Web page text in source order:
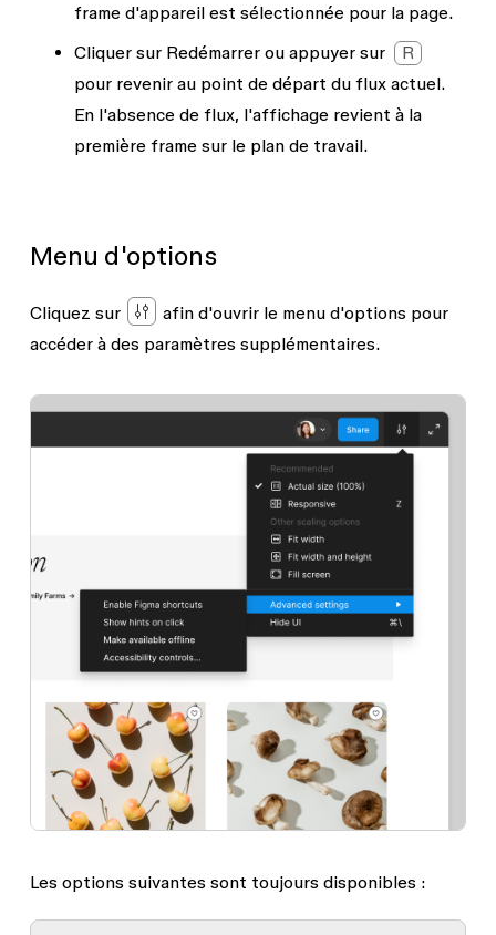
frame d'appareil est sélectionnée pour la page.
Cliquer sur Redémarrerou appuyer sur
R
pour revenir au point de départ du flux actuel.
En l'absence de flux, l'affichage revient à la
première frame sur le plan de travail.
Menu d'options
Cliquez sur
afin d'ouvrir le menu d'options pour
accéder à des paramètres supplémentaires.
Les options suivantes sont toujours disponibles :